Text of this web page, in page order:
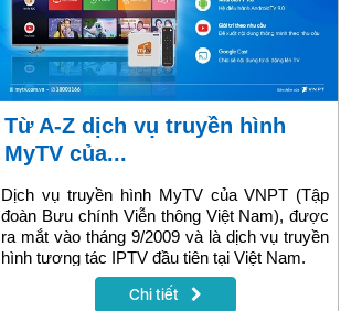
Từ A-Z dịch vụ truyền hình
MyTV của...
Dịch vụ truyền hình MyTV của VNPT (Tập
đoàn Bưu chính Viễn thông Việt Nam), được
ra mắt vào tháng 9/2009 và là dịch vụ truyền
hình tương tác IPTV đầu tiên tại Việt Nam.
Chi tiết